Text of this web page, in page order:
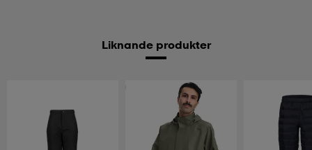
Liknande produkter